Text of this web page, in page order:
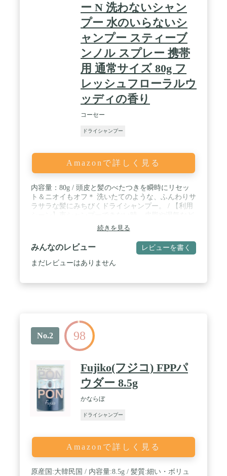
ー N 洗わないシャン
プー 水のいらないシ
ャンプー スティーブ
ンノル スプレー 携帯
用 通常サイズ 80g フ
レッシュフローラルウ
ッディの香り
コーセー
ドライシャンプー
Amazonで詳しく見る
内容量：80g / 頭皮と髪のべたつきを瞬時にリセッ
ト＆ニオイもオフ＊ 洗いたてのような、ふんわりサ
ラサラな髪にみちびくドライシャンプー。 / 【利用
でヘアスタイルが崩れた時、スポーツやヨガなどワ
ークアウト後 / 【余分な皮脂を吸着し、サラサラの
髪へ】植物由来パウダーが、ベタつき・ヘアスタイ
ル崩れの元となる余分な皮脂を吸着。 すっきりリフ
レッシュしながら、ふんわりサラサラな髪へみちび
【きしみ感・白残り感が気にならない】従来のドラ
イシャンプーにありがちな髪のきしみ感、白い残り
感も気になりません。 / 【爽やかなフレッシュフロ
ーラルウッディの香り】スティーブンノル独自のフ
ローラルブーケに、フレッシュなシトラス、みずみ
ずしいフルーティを効かせたすっきりとした香り。
メントールの清涼感ある香りが、さらにリフレッシ
ュ感を高めています。 / 清涼感が持続し、すっきり
爽快な使い心地。 / ノンシリコーン、サルフェート
フリー
続きを見る
みんなのレビュー レビューを書く
まだレビューはありません
No.2 98
Fujiko(フジコ) FPPパ
ウダー 8.5g
かならぼ
ドライシャンプー
Amazonで詳しく見る
原産国:大韓民国 / 内容量:8.5g / 髪質:細い・ボリュ